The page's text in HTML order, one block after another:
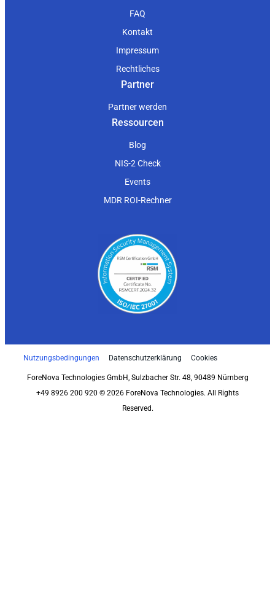
FAQ
Kontakt
Impressum
Rechtliches
Partner
Partner werden
Ressourcen
Blog
NIS-2 Check
Events
MDR ROI-Rechner
Nutzungsbedingungen Datenschutzerklärung Cookies
ForeNova Technologies GmbH, Sulzbacher Str. 48, 90489 Nürnberg
+49 8926 200 920 © 2026 ForeNova Technologies. All Rights
Reserved.